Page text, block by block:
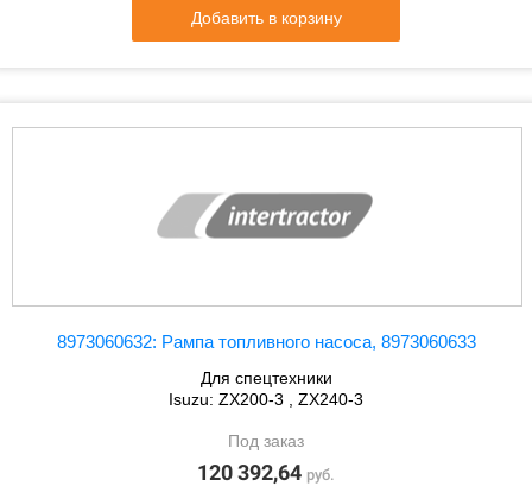
Добавить в корзину
8973060632: Рампа топливного насоса, 8973060633
Для спецтехники
Isuzu: ZX200-3 , ZX240-3
Под заказ
120 392,64 руб.